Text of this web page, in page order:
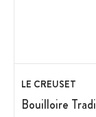
LE CREUSET
Bouilloire